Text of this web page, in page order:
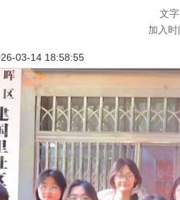
文
加入
03-14 18:58:55